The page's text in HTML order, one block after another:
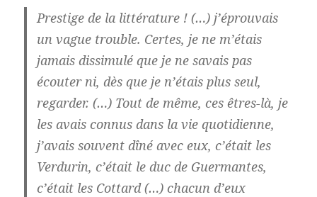
Prestige de la littérature ! (…) j’éprouvais
un vague trouble. Certes, je ne m’étais
jamais dissimulé que je ne savais pas
écouter ni, dès que je n’étais plus seul,
regarder. (…) Tout de même, ces êtres-là, je
les avais connus dans la vie quotidienne,
j’avais souvent dîné avec eux, c’était les
Verdurin, c’était le duc de Guermantes,
c’était les Cottard (…) chacun d’eux